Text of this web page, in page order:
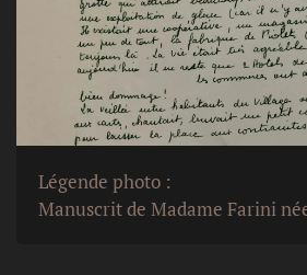
Légende photo :
Manuscrit de Madame Farini